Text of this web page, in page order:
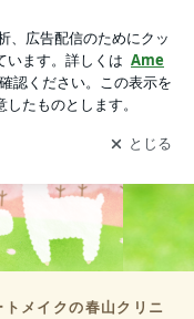
を受け取りまし
開く
メイクの春山クリニ